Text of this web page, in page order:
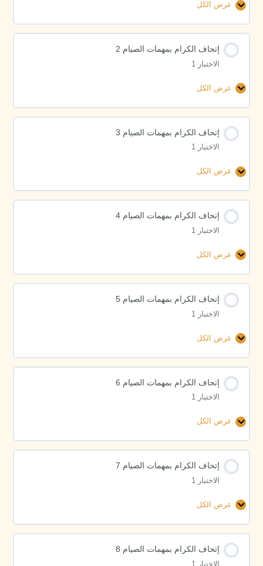
عرض الكل
إتحاف
الكرام
الصيام
1
إتحاف الكرام بمهمات الصيام 2
الاختبار 1
عرض الكل
إتحاف
الكرام
الصيام
2
إتحاف الكرام بمهمات الصيام 3
الاختبار 1
عرض الكل
إتحاف
الكرام
الصيام
3
إتحاف الكرام بمهمات الصيام 4
الاختبار 1
عرض الكل
إتحاف
الكرام
الصيام
4
إتحاف الكرام بمهمات الصيام 5
الاختبار 1
عرض الكل
إتحاف
الكرام
الصيام
5
إتحاف الكرام بمهمات الصيام 6
الاختبار 1
عرض الكل
إتحاف
الكرام
الصيام
6
إتحاف الكرام بمهمات الصيام 7
الاختبار 1
عرض الكل
إتحاف
الكرام
الصيام
إتحاف الكرام بمهمات الصيام 8
الاختبار 1